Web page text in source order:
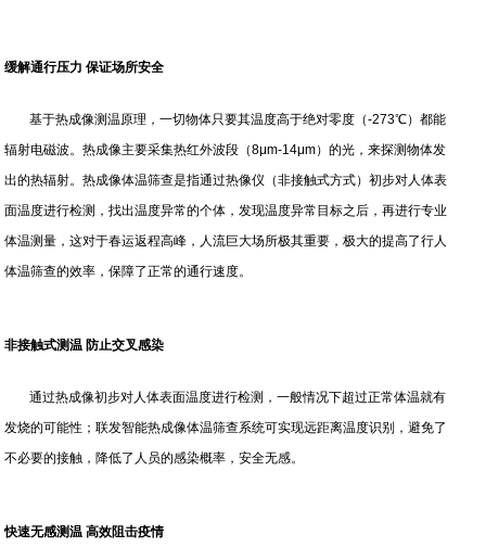
缓解通行压力 保证场所安全
基于热成像测温原理，一切物体只要其温度高于绝对零度（-273℃）都能
辐射电磁波。热成像主要采集热红外波段（8μm-14μm）的光，来探测物体发
出的热辐射。热成像体温筛查是指通过热像仪（非接触式方式）初步对人体表
面温度进行检测，找出温度异常的个体，发现温度异常目标之后，再进行专业
体温测量，这对于春运返程高峰，人流巨大场所极其重要，极大的提高了行人
体温筛查的效率，保障了正常的通行速度。
非接触式测温 防止交叉感染
通过热成像初步对人体表面温度进行检测，一般情况下超过正常体温就有
发烧的可能性；联发智能热成像体温筛查系统可实现远距离温度识别，避免了
不必要的接触，降低了人员的感染概率，安全无感。
快速无感测温 高效阻击疫情